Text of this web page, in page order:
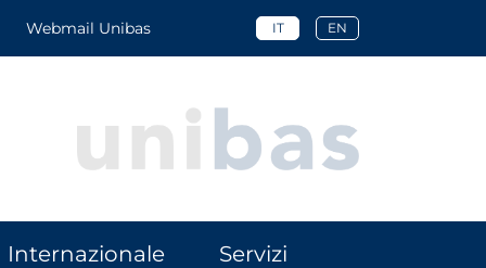
Webmail Unibas IT EN
Internazionale Servizi